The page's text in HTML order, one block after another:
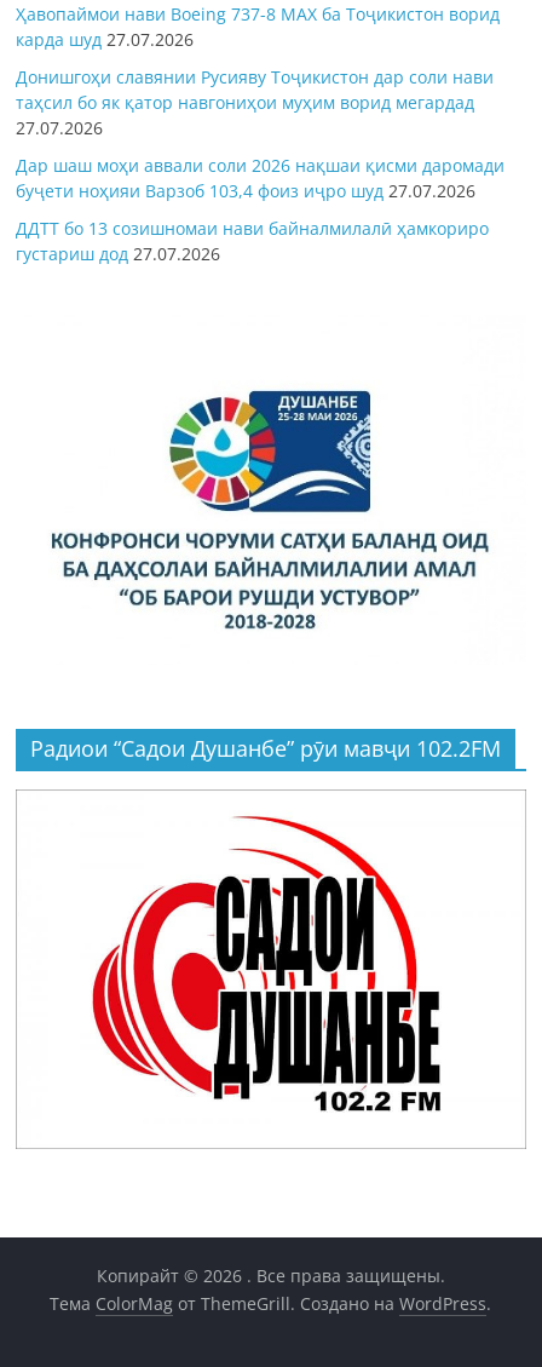
Ҳавопаймои нави Boeing 737-8 MAX ба Тоҷикистон ворид
карда шуд 27.07.2026
Донишгоҳи славянии Русияву Тоҷикистон дар соли нави
таҳсил бо як қатор навгониҳои муҳим ворид мегардад
27.07.2026
Дар шаш моҳи аввали соли 2026 нақшаи қисми даромади
буҷети ноҳияи Варзоб 103,4 фоиз иҷро шуд 27.07.2026
ДДТТ бо 13 созишномаи нави байналмилалӣ ҳамкориро
густариш дод 27.07.2026
Радиои “Садои Душанбе” рӯи мавҷи 102.2FM
Копирайт © 2026 . Все права защищены.
Тема ColorMag от ThemeGrill. Создано наWordPress.